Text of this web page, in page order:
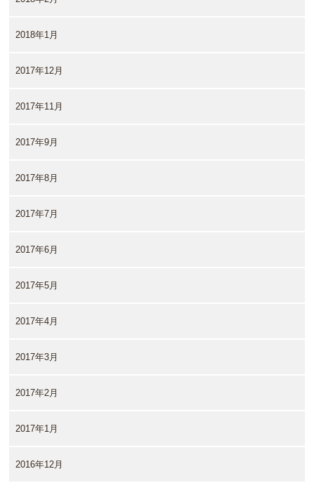
2018年1月
2017年12月
2017年11月
2017年9月
2017年8月
2017年7月
2017年6月
2017年5月
2017年4月
2017年3月
2017年2月
2017年1月
2016年12月